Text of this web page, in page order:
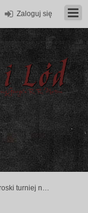
Zaloguj się
Westeroski turniej na śmierć i życie!